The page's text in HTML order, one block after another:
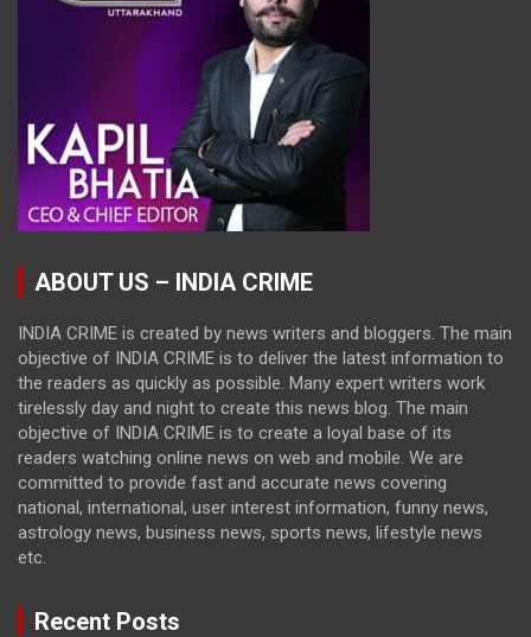
ABOUT US – INDIA CRIME
INDIA CRIME is created by news writers and bloggers. The main
objective of INDIA CRIME is to deliver the latest information to
the readers as quickly as possible. Many expert writers work
tirelessly day and night to create this news blog. The main
objective of INDIA CRIME is to create a loyal base of its
readers watching online news on web and mobile. We are
committed to provide fast and accurate news covering
national, international, user interest information, funny news,
astrology news, business news, sports news, lifestyle news
etc.
Recent Posts